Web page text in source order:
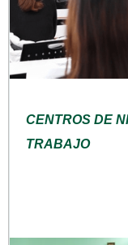
CENTROS DE
TRABAJO